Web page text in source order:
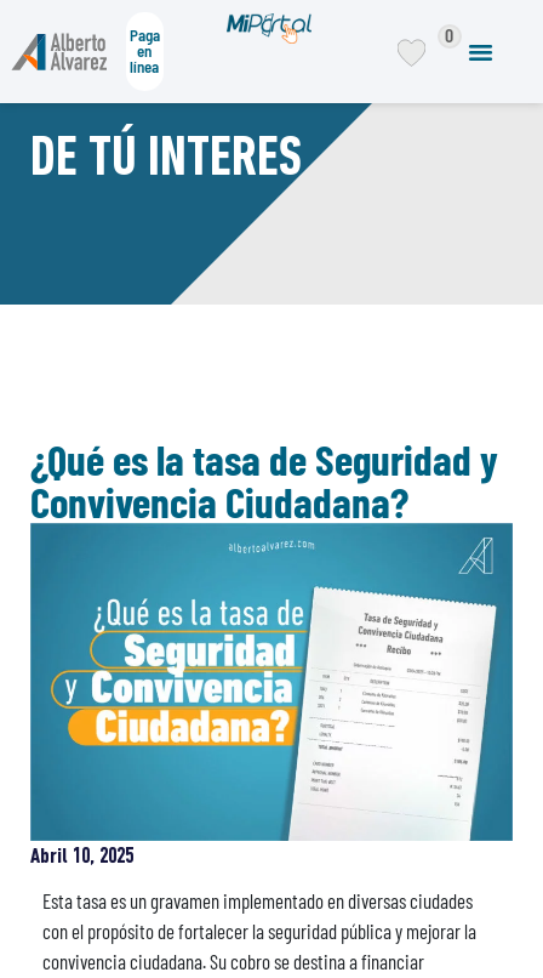
Paga
en
línea
0
DE TÚ INTERES
¿Qué es la tasa de Seguridad y
Convivencia Ciudadana?
Abril 10, 2025
Esta tasa es un gravamen implementado en diversas ciudades
con el propósito de fortalecer la seguridad pública y mejorar la
convivencia ciudadana. Su cobro se destina a financiar